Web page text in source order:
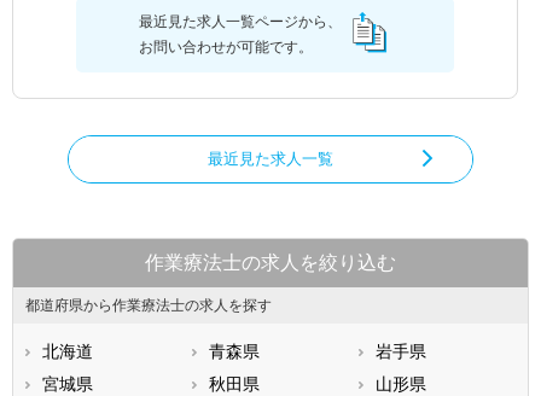
最近見た求人一覧ページから、
お問い合わせが可能です。
最近見た求人一覧
作業療法士の求人を絞り込む
都道府県から作業療法士の求人を探す
北海道 青森県
岩手県
宮城県
秋田県
山形県